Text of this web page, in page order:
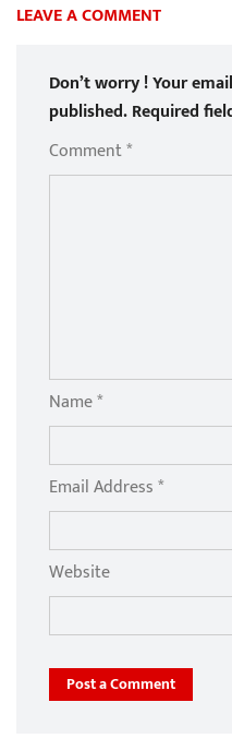
LEAVE A COMMENT
Don’t worry ! Your
published. Required
Comment *
Name *
Email Address *
Website
Post a Comment